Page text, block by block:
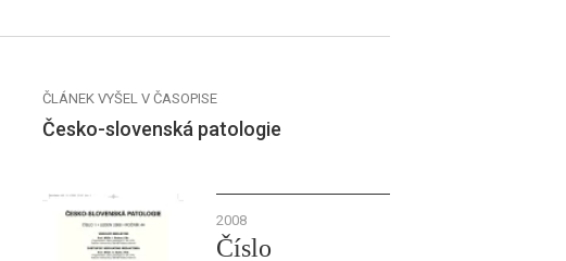
ČLÁNEK VYŠEL V ČASOPISE
Česko-slovenská patologie
2008
Číslo